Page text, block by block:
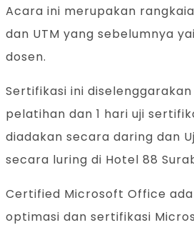
Acara ini merupakan
dan UTM yang sebelumnya
dosen.
Sertifikasi ini
pelatihan dan 1 hari uji
diadakan secara daring dan
secara luring di Hotel 88
Certified Microsoft Office
optimasi dan sertifikasi